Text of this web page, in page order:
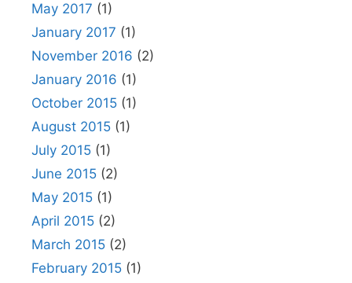
May 2017 (1)
January 2017 (1)
November 2016 (2)
January 2016 (1)
October 2015 (1)
August 2015 (1)
July 2015 (1)
June 2015 (2)
May 2015 (1)
April 2015 (2)
March 2015 (2)
February 2015 (1)